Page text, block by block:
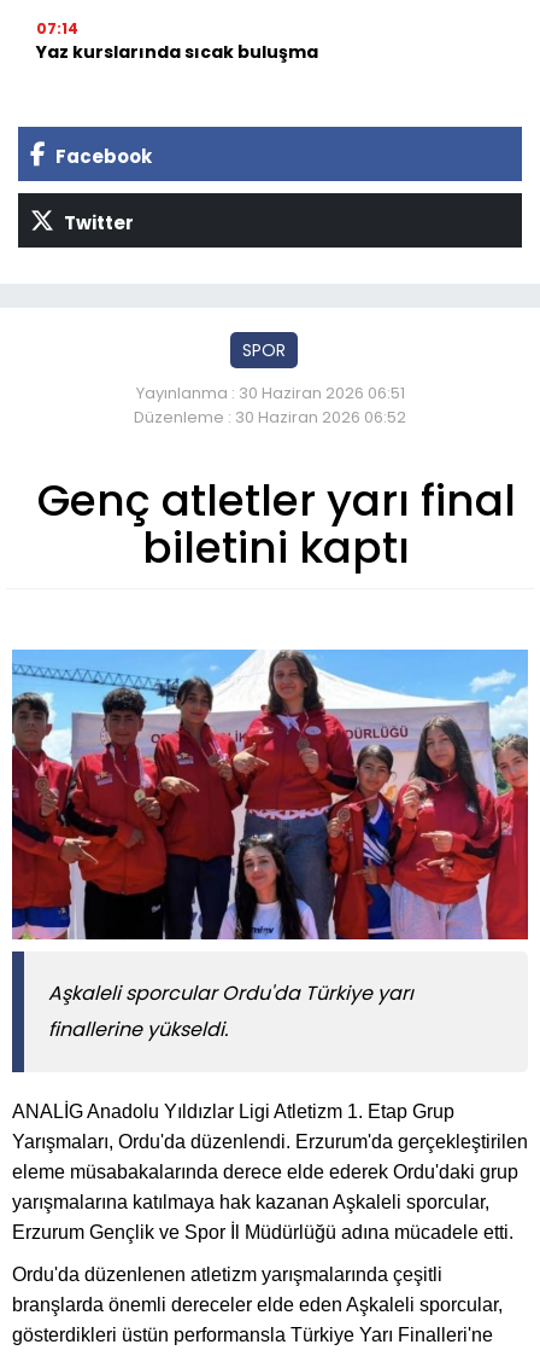
07:14
Yaz kurslarında sıcak buluşma
Facebook
Twitter
SPOR
Yayınlanma : 30 Haziran 2026 06:51
Düzenleme : 30 Haziran 2026 06:52
Genç atletler yarı final
biletini kaptı
Aşkaleli sporcular Ordu'da Türkiye yarı
finallerine yükseldi.
ANALİG Anadolu Yıldızlar Ligi Atletizm 1. Etap Grup
Yarışmaları, Ordu'da düzenlendi. Erzurum'da gerçekleştirilen
eleme müsabakalarında derece elde ederek Ordu'daki grup
yarışmalarına katılmaya hak kazanan Aşkaleli sporcular,
Erzurum Gençlik ve Spor İl Müdürlüğü adına mücadele etti.
Ordu'da düzenlenen atletizm yarışmalarında çeşitli
branşlarda önemli dereceler elde eden Aşkaleli sporcular,
gösterdikleri üstün performansla Türkiye Yarı Finalleri'ne